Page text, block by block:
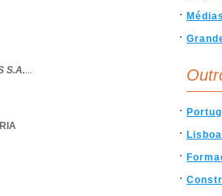
S.A....
Médias
Lisboa